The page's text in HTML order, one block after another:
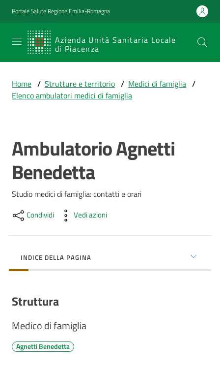
Vai al contenuto
Vai alla navigazione
Vai al footer
Portale Salute Regione Emilia-Romagna
Azienda Unità Sanitaria Locale
di Piacenza
SERVIZIO
SANITARIO
Emilia-
Romagna
Prestazioni
e
percorsi
di
cura
Come
Strutture
e
territorio
Home / Strutture e territorio / Medici di famiglia /
Elenco ambulatori medici di famiglia
Salta al contenuto
Ambulatorio Agnetti
Benedetta
Studio medici di famiglia: contatti e orari
Condividi Vedi azioni
INDICE DELLA PAGINA
Struttura
Medico di famiglia
Agnetti Benedetta